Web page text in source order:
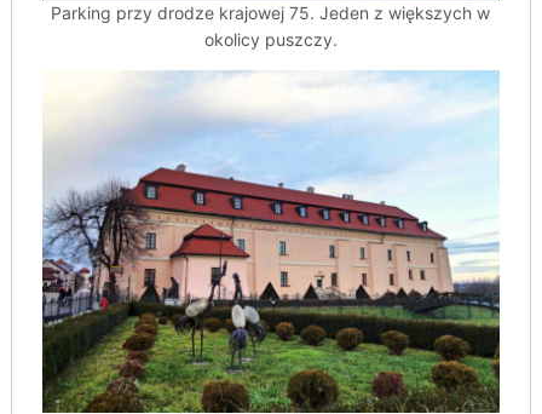
Parking przy drodze krajowej 75. Jeden z większych w
okolicy puszczy.